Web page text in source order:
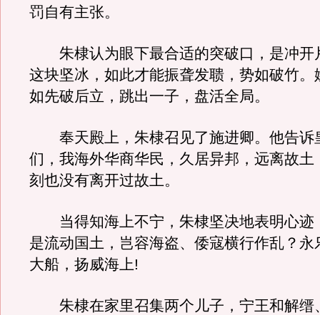
罚自有主张。
朱棣认为眼下最合适的突破口，是冲开
这块坚冰，如此才能振聋发聩，势如破竹。
如先破后立，跳出一子，盘活全局。
奉天殿上，朱棣召见了施进卿。他告诉
们，我海外华商华民，久居异邦，远离故土
刻也没有离开过故土。
当得知海上不宁，朱棣坚决地表明心迹
是流动国土，岂容海盗、倭寇横行作乱？永
大船，扬威海上!
朱棣在家里召集两个儿子，宁王和解缙